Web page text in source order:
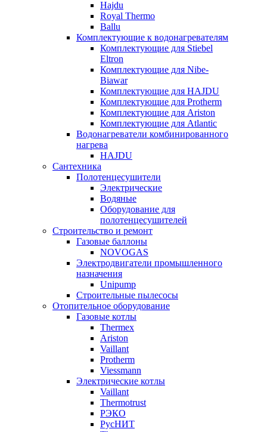
Hajdu
Royal Thermo
Ballu
Комплектующие к водонагревателям
Комплектующие для Stiebel
Eltron
Комплектующие для Nibe-
Biawar
Комплектующие для HAJDU
Комплектующие для Protherm
Комплектующие для Ariston
Комплектующие для Atlantic
Водонагреватели комбинированного
нагрева
HAJDU
Сантехника
Полотенцесушители
Электрические
Водяные
Оборудование для
полотенцесушителей
Строительство и ремонт
Газовые баллоны
NOVOGAS
Электродвигатели промышленного
назначения
Unipump
Строительные пылесосы
Отопительное оборудование
Газовые котлы
Thermex
Ariston
Vaillant
Protherm
Viessmann
Электрические котлы
Vaillant
Thermotrust
РЭКО
РусНИТ